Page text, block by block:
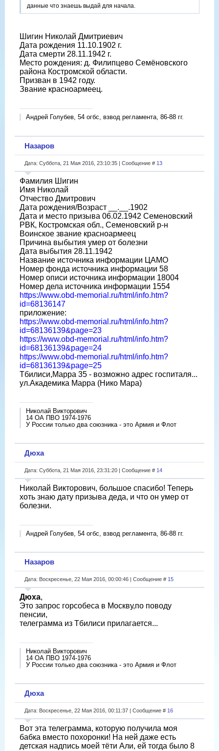
данные что знаешь выдай для начала.
Шигин Николай Дмитриевич
Дата рождения 11.10.1902 г.
Дата смерти 28.11.1942 г.
Место рождения: д. Филипцево Семёновского
района Костромской области.
Призван в 1942 году.
Звание красноармеец.
Андрей Голубев, 54 огбс, взвод регламента, 86-88 гг.
Назаров
Дата: Суббота, 21 Мая 2016, 23:10:35 | Сообщение # 13
Фамилия Шигин
Имя Николай
Отчество Дмитрович
Дата рождения/Возраст __.__.1902
Дата и место призыва 06.02.1942 Семеновский
РВК, Костромская обл., Семеновский р-н
Воинское звание красноармеец
Причина выбытия умер от болезни
Дата выбытия 28.11.1942
Название источника информации ЦАМО
Номер фонда источника информации 58
Номер описи источника информации 18004
Номер дела источника информации 1554
https://www.obd-memorial.ru/html/info.htm?
id=68136147
приложение:
https://www.obd-memorial.ru/html/info.htm?
id=68136139&page=23
https://www.obd-memorial.ru/html/info.htm?
id=68136139&page=24
https://www.obd-memorial.ru/html/info.htm?
id=68136139&page=25
Тбилиси,Марра 35 - возможно адрес госпиталя...
ул.Академика Марра (Нико Мара)
Николай Викторович
14 ОА ПВО 1974-1976
У России только два союзника - это Армия и Флот
Дюха
Дата: Суббота, 21 Мая 2016, 23:31:20 | Сообщение # 14
Николай Викторович, большое спасибо! Теперь
хоть знаю дату призыва деда, и что он умер от
болезни.
Андрей Голубев, 54 огбс, взвод регламента, 86-88 гг.
Назаров
Дата: Воскресенье, 22 Мая 2016, 00:00:46 | Сообщение # 15
Дюха,
Это запрос горсобеса в Москву,по поводу
пенсии,
телеграмма из Тбилиси прилагается...
Николай Викторович
14 ОА ПВО 1974-1976
У России только два союзника - это Армия и Флот
Дюха
Дата: Воскресенье, 22 Мая 2016, 00:11:37 | Сообщение # 16
Вот эта телеграмма, которую получила моя
бабка вместо похоронки! На ней даже есть
детская надпись моей тёти Али, ей тогда было 8